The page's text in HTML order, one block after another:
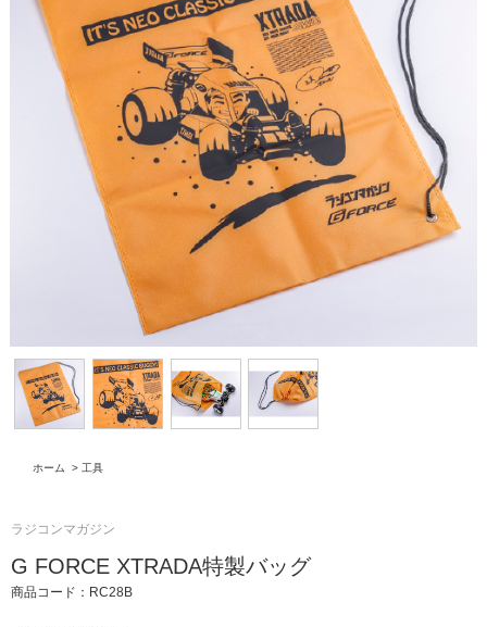
ホーム > 工具
ラジコンマガジン
G FORCE XTRADA特製バッグ
商品コード：RC28B